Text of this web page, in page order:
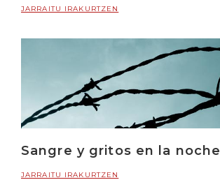
JARRAITU IRAKURTZEN
Sangre y gritos en la noche
JARRAITU IRAKURTZEN